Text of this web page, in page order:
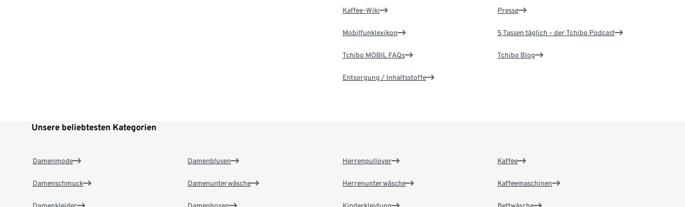
Kaffee-Wiki
Mobilfunklexikon
Tchibo MOBIL FAQs
Entsorgung / Inhaltsstoffe
Presse
5 Tassen täglich – der Tchibo Podcast
Tchibo Blog
Unsere beliebtesten Kategorien
Damenmode
Damenschmuck
Damenblusen
Damenunterwäsche
Herrenpullover
Herrenunterwäsche
Kaffee
Kaffeemaschinen